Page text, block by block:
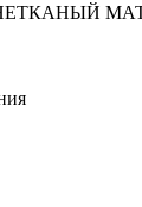
НЕТКАНЫЙ